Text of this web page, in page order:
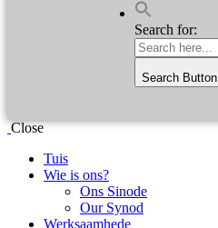
Search for:
Search Button
Close
Tuis
Wie is ons?
Ons Sinode
Our Synod
Werksaamhede